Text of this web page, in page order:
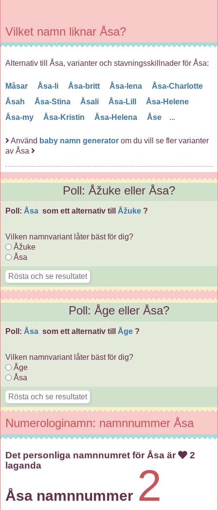
Vilket namn liknar Åsa?
Alternativ till Åsa, varianter och stavningsskillnader för Åsa:
Måsar Åsa-li Åsa-britt Åsa-lena
Åsa-Charlotte
Åsah
Åsa-Stina Åsali Åsa-Lill
Åsa-Helene
Åsa-my
Åsa-Kristin Åsa-Helena Åse ...
Använd baby namn generator om du vill se fler varianter
av Åsa
Poll: Åžuke eller Åsa?
Poll: Åsa som ett alternativ till Åžuke ?
Vilken namnvariant låter bäst för dig?
Åžuke
Åsa
Poll: Åge eller Åsa?
Poll: Åsa som ett alternativ till Åge ?
Vilken namnvariant låter bäst för dig?
Åge
Åsa
Numerologinamn: namnnummer Åsa
Det personliga namnnumret för Åsa är
2
laganda
Åsa namnnummer 2